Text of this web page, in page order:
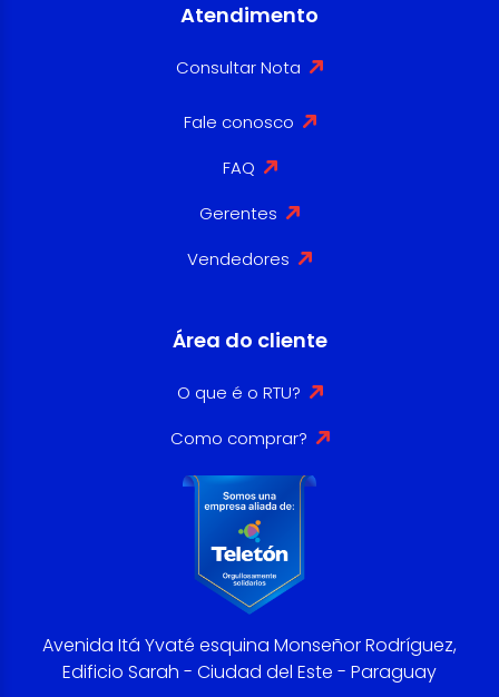
Atendimento
Consultar Nota
Fale conosco
FAQ
Gerentes
Vendedores
Área do cliente
O que é o RTU?
Como comprar?
Avenida Itá Yvaté esquina Monseñor Rodríguez,
Edificio Sarah - Ciudad del Este - Paraguay